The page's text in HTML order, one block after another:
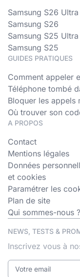
Samsung S26 Ultra
Samsung S26
Samsung S25 Ultra
Samsung S25
GUIDES PRATIQUES
Comment appeler
Téléphone tombé
Bloquer les appels
Où trouver son
A PROPOS
Contact
Mentions légales
Données
et cookies
Paramétrer les
Plan de site
Qui sommes-nous ?
NEWS, TESTS &
Inscrivez vous à